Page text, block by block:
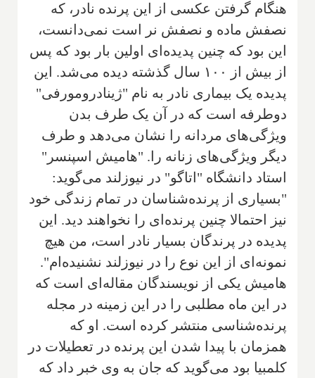
هنگام گرفتن عکسی از این پرنده نادر، که
نصفش ماده و نصفش نر است نمی‌دانست،
این بود که چنین پدیده‌ای اولین بار بود که پس
از بیش از ۱۰۰ سال گذشته دیده می‌شد. این
پدیده یک بیماری نادر به نام "ژینادرومورفی"
دوطرفه است که در آن یک طرف بدن
ویژگی‌های مردانه را نشان می‌دهد و طرف
دیگر ویژگی‌های زنانه را. "هامیش اسپنسر"
استاد دانشگاه "اتاگو" در نیوزلند می‌گوید:
"بسیاری از پرنده‌شناسان در تمام زندگی خود
نیز احتمالا چنین پرنده‌ای را نخواهند دید. این
پدیده در پرندگان بسیار نادر است، من هیچ
نمونه‌ای از این نوع را در نیوزلند نشنیده‌ام".
هامیش یکی از نویسندگان مقاله‌ای است که
در این ماه مطلبی را در این زمینه در مجله
پرنده‌شناسی منتشر کرده است. او که
همزمان با پیدا شدن این پرنده در تعطیلات در
کلمبیا بود می‌گوید که جان به وی خبر داد که